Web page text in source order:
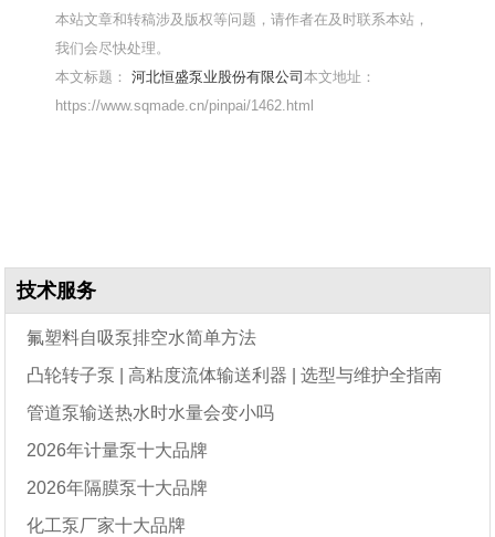
本站文章和转稿涉及版权等问题，请作者在及时联系本站，
我们会尽快处理。
本文标题：河北恒盛泵业股份有限公司本文地址：
https://www.sqmade.cn/pinpai/1462.html
技术服务
氟塑料自吸泵排空水简单方法
凸轮转子泵 | 高粘度流体输送利器 | 选型与维护全指南
管道泵输送热水时水量会变小吗
2026年计量泵十大品牌
2026年隔膜泵十大品牌
化工泵厂家十大品牌